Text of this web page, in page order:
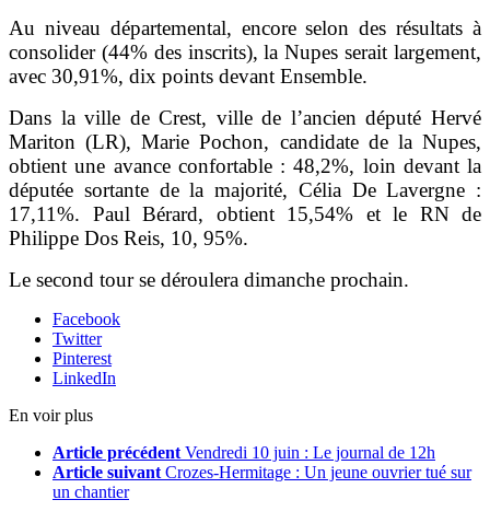
Au niveau départemental, encore selon des résultats à
consolider (44% des inscrits), la Nupes serait largement,
avec 30,91%, dix points devant Ensemble.
Dans la ville de Crest, ville de l’ancien député Hervé
Mariton (LR), Marie Pochon, candidate de la Nupes,
obtient une avance confortable : 48,2%, loin devant la
députée sortante de la majorité, Célia De Lavergne :
17,11%. Paul Bérard, obtient 15,54% et le RN de
Philippe Dos Reis, 10, 95%.
Le second tour se déroulera dimanche prochain.
Facebook
Twitter
Pinterest
LinkedIn
En voir plus
Article précédent Vendredi 10 juin : Le journal de 12h
Article suivant Crozes-Hermitage : Un jeune ouvrier tué sur
un chantier